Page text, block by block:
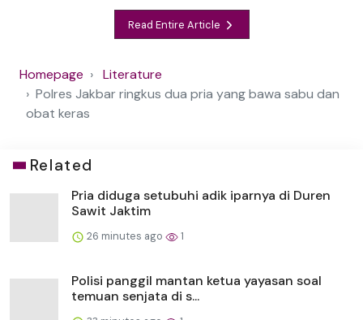
Read Entire Article
Homepage
Literature
Polres Jakbar ringkus dua pria yang bawa sabu dan
obat keras
Related
Pria diduga setubuhi adik iparnya di Duren
Sawit Jaktim
26 minutes ago 1
Polisi panggil mantan ketua yayasan soal
temuan senjata di s...